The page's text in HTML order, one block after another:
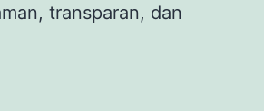
transparan, dan